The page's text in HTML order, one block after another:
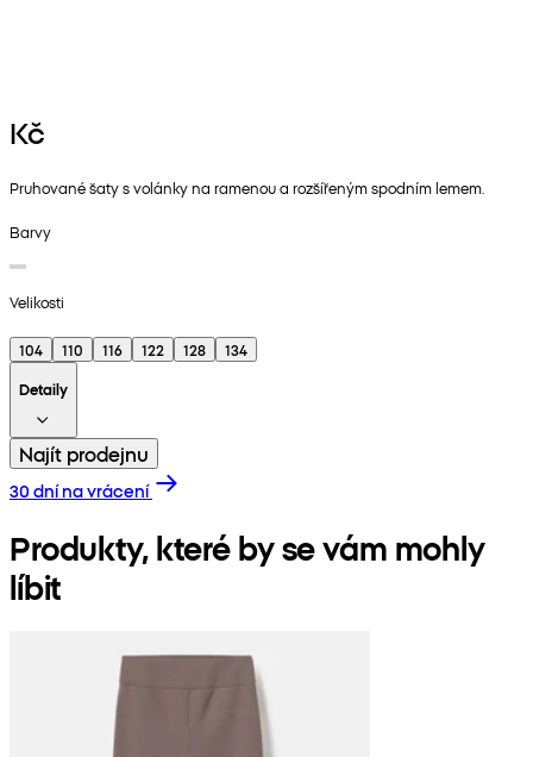
Kč
Pruhované šaty s volánky na ramenou a rozšířeným spodním lemem.
Barvy
Velikosti
104 110 116 122 128
134
Detaily
Najít prodejnu
30 dní na vrácení
Produkty, které by se vám mohly
líbit